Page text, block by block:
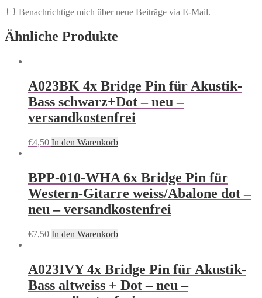
Benachrichtige mich über neue Beiträge via E-Mail.
Ähnliche Produkte
A023BK 4x Bridge Pin für Akustik-
Bass schwarz+Dot – neu –
versandkostenfrei
€4,50 In den Warenkorb
BPP-010-WHA 6x Bridge Pin für
Western-Gitarre weiss/Abalone dot –
neu – versandkostenfrei
€7,50 In den Warenkorb
A023IVY 4x Bridge Pin für Akustik-
Bass altweiss + Dot – neu –